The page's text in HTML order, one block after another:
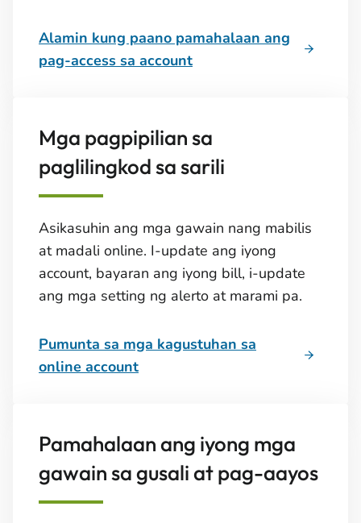
Alamin kung paano pamahalaan ang
pag-access sa account
Mga pagpipilian sa
paglilingkod sa sarili
Asikasuhin ang mga gawain nang mabilis
at madali online. I-update ang iyong
account, bayaran ang iyong bill, i-update
ang mga setting ng alerto at marami pa.
Pumunta sa mga kagustuhan sa
online account
Pamahalaan ang iyong mga
gawain sa gusali at pag-aayos